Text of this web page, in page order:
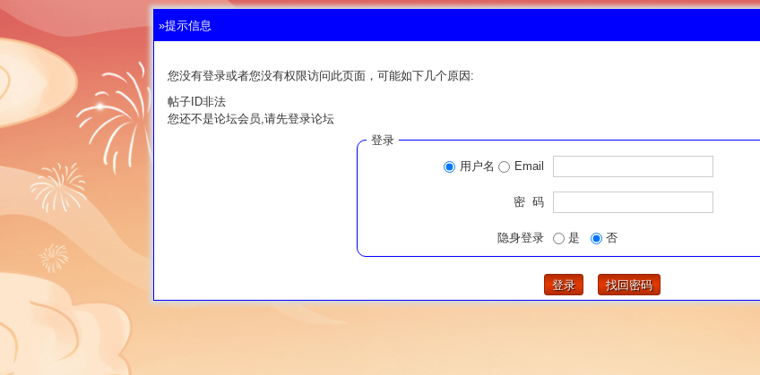
»提示信息
您没有登录或者您没有权限访问此页面，可能如下几个原因:
帖子ID非法
您还不是论坛会员,请先登录论坛
登录
用户名
Email
密 码
隐身登录 是 否